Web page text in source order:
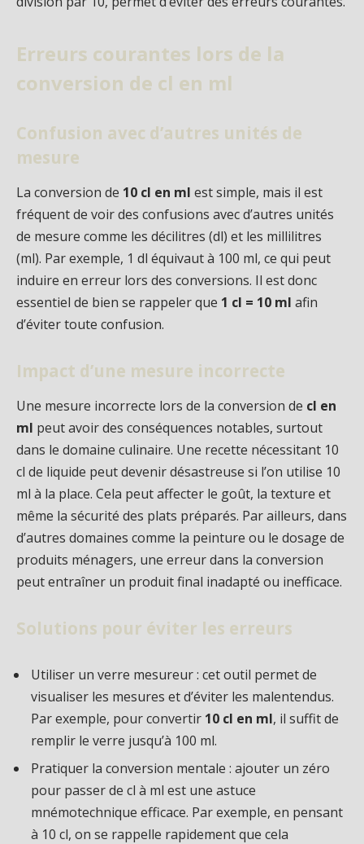
Erreurs courantes lors de la
conversion de cl en ml
Confusion avec d’autres unités de
mesure
La conversion de 10 cl en ml est simple, mais il est
fréquent de voir des confusions avec d’autres unités
de mesure comme les décilitres (dl) et les millilitres
(ml). Par exemple, 1 dl équivaut à 100 ml, ce qui peut
induire en erreur lors des conversions. Il est donc
essentiel de bien se rappeler que 1 cl = 10 ml afin
d’éviter toute confusion.
Impact d’une mesure incorrecte
Une mesure incorrecte lors de la conversion de cl en
ml peut avoir des conséquences notables, surtout
dans le domaine culinaire. Une recette nécessitant 10
cl de liquide peut devenir désastreuse si l’on utilise 10
ml à la place. Cela peut affecter le goût, la texture et
même la sécurité des plats préparés. Par ailleurs, dans
d’autres domaines comme la peinture ou le dosage de
produits ménagers, une erreur dans la conversion
peut entraîner un produit final inadapté ou inefficace.
Solutions pour éviter les erreurs
Utiliser un verre mesureur : cet outil permet de
visualiser les mesures et d’éviter les malentendus.
Par exemple, pour convertir 10 cl en ml, il suffit de
remplir le verre jusqu’à 100 ml.
Pratiquer la conversion mentale : ajouter un zéro
pour passer de cl à ml est une astuce
mnémotechnique efficace. Par exemple, en pensant
à 10 cl, on se rappelle rapidement que cela